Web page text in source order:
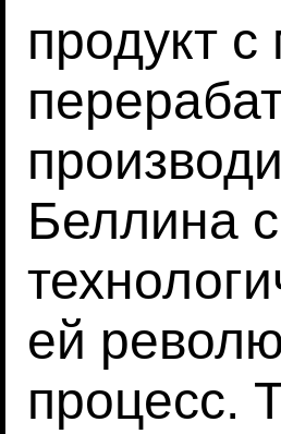
продукт
Беллина
ей
процесс.